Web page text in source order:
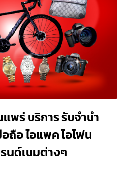
พร่ บริการ รับจำนำ
ถือ ไอแพค ไอโฟน
นด์เนมต่างๆ